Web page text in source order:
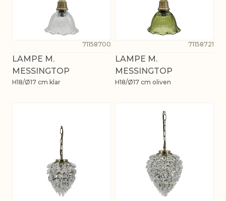
71158700
LAMPE M.
MESSINGTOP
H18/Ø17 cm klar
71158721
LAMPE M.
MESSINGTOP
H18/Ø17 cm oliven